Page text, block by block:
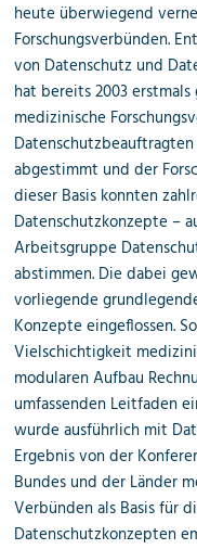
heute überwiegend
Forschungsverbünden.
von Datenschutz und
hat bereits 2003
medizinische
abgestimmt und der
dieser Basis konnten
Datenschutzkonzepte –
Arbeitsgruppe
abstimmen. Die dabei
vorliegende
Konzepte eingeflossen.
Vielschichtigkeit
modularen Aufbau
umfassenden Leitfaden
wurde ausführlich mit
Ergebnis von der
Bundes und der Länder
Verbünden als Basis für
Datenschutzkonzepten